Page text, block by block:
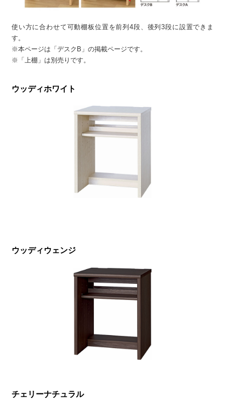
使い方に合わせて可動棚板位置を前列4段、後列3段に設置できま
す。
※本ページは「デスクB」の掲載ページです。
※「上棚」は別売りです。
ウッディホワイト
ウッディウェンジ
チェリーナチュラル